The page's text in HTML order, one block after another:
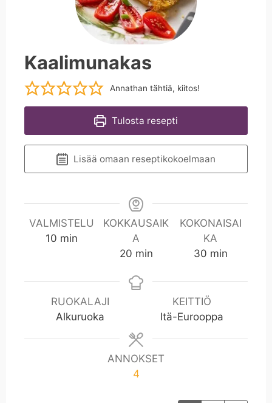
Kaalimunakas
Annathan tähtiä, kiitos!
Tulosta resepti
Lisää omaan reseptikokoelmaan
VALMISTELU
10mmin
KOKKAUSAIK
A
20m
n
min
KOKONAISAI
KA
30m
n
min
RUOKALAJI
Alkuruoka
KEITTIÖ
Itä-Eurooppa
ANNOKSET
4